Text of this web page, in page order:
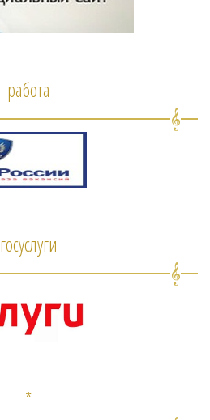
работа
госуслуги
*